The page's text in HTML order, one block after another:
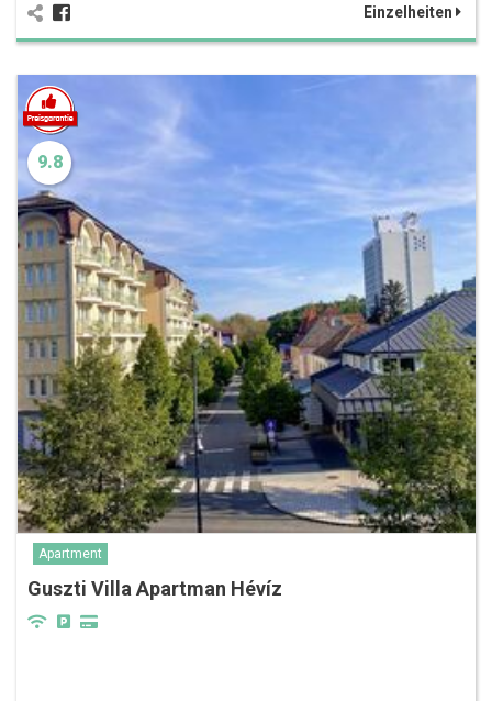
Einzelheiten
9.8
Apartment
Guszti Villa Apartman Hévíz